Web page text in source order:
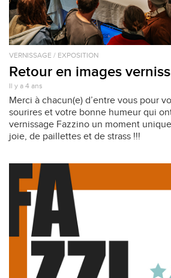
VERNISSAGE / EXPOSITION
Retour en images
Il y a 4 ans
Merci à chacun(e) d’entre vous pour
sourires et votre bonne humeur qui
vernissage Fazzino un moment
joie, de paillettes et de strass !!!